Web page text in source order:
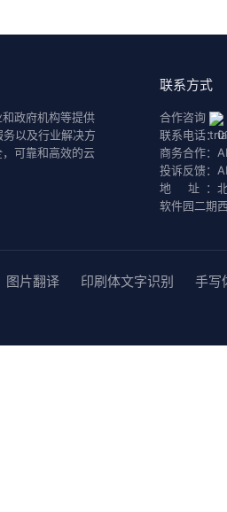
政府机构等提供
以及行业解决方
可靠和高效的云
联系方式
合作咨询
联系电话：
商务合作：
投诉反馈：
地 址：
软件园二期
图片翻译 印刷体文字识别 手写